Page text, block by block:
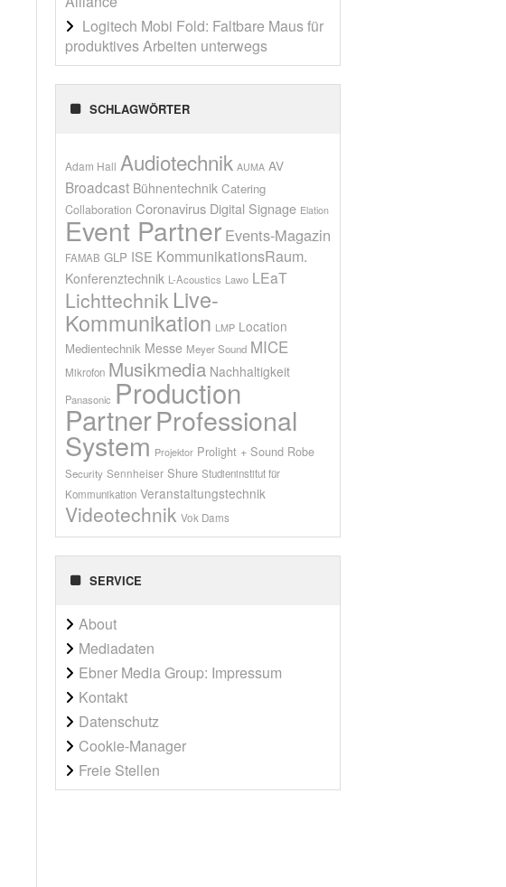
Logitech Mobi Fold: Faltbare Maus für
produktives Arbeiten unterwegs
SCHLAGWÖRTER
Adam Hall Audiotechnik AUMA AV
Broadcast Bühnentechnik Catering
Collaboration Coronavirus Digital Signage Elation
Event Partner Events-Magazin
FAMAB GLP ISE KommunikationsRaum.
Konferenztechnik L-Acoustics Lawo LEaT
Lichttechnik Live-
Kommunikation LMP Location
Medientechnik Messe Meyer Sound MICE
Mikrofon Musikmedia Nachhaltigkeit
Panasonic Production
PartnerProfessional
System Projektor Prolight + Sound Robe
Security Sennheiser Shure Studieninstitut für
Kommunikation Veranstaltungstechnik
Videotechnik Vok Dams
SERVICE
About
Mediadaten
Ebner Media Group: Impressum
Kontakt
Datenschutz
Cookie-Manager
Freie Stellen